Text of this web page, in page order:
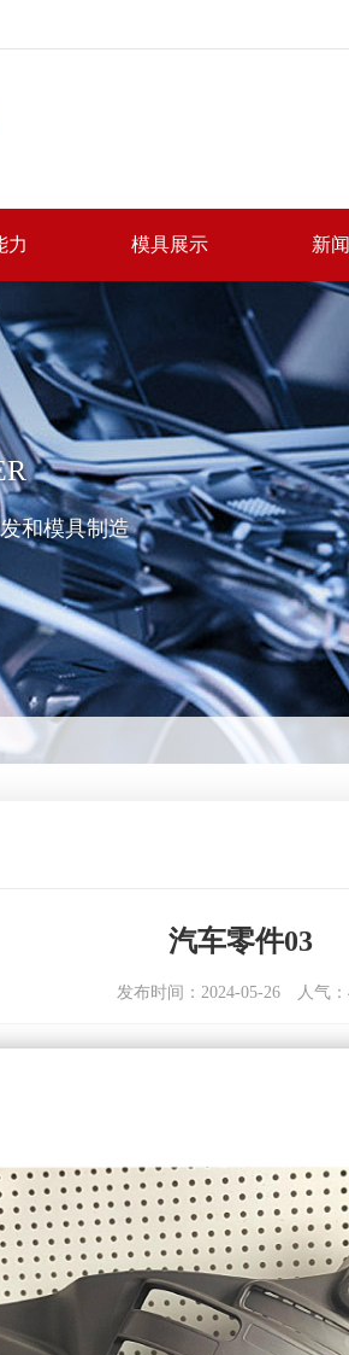
力 模具展示 新
和模具制造
汽车零件03
发布时间：2024-05-26 人气：